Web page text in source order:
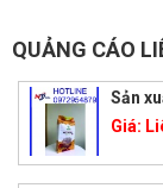
QUẢNG CÁO
Sản
Giá: